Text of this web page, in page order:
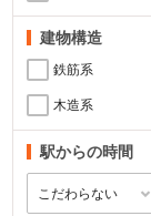
建物構造
鉄筋系
木造系
駅からの時間